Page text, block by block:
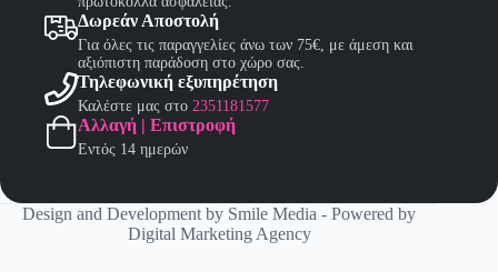
Δωρεάν Αποστολή
Για όλες τις παραγγελίες άνω των 75€, με άμεση και
αξιόπιστη παράδοση στο χώρο σας.
Τηλεφωνική εξυπηρέτηση
Καλέστε μας στο 2351181577
Αλλαγή | Επιστροφή
Εντός 14 ημερών
Design and Development by Smile Media - Powered by
Digital Marketing Agency